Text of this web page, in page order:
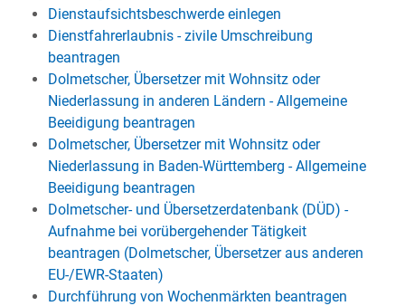
Dienstaufsichtsbeschwerde einlegen
Dienstfahrerlaubnis - zivile Umschreibung
beantragen
Dolmetscher, Übersetzer mit Wohnsitz oder
Niederlassung in anderen Ländern - Allgemeine
Beeidigung beantragen
Dolmetscher, Übersetzer mit Wohnsitz oder
Niederlassung in Baden-Württemberg - Allgemeine
Beeidigung beantragen
Dolmetscher- und Übersetzerdatenbank (DÜD) -
Aufnahme bei vorübergehender Tätigkeit
beantragen (Dolmetscher, Übersetzer aus anderen
EU-/EWR-Staaten)
Durchführung von Wochenmärkten beantragen